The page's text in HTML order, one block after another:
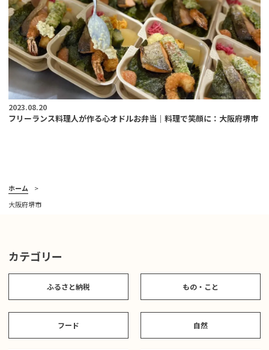
2023.08.20
フリーランス料理人が作る心オドルお弁当｜料理で笑顔に：大阪府堺市
ホーム
大阪府堺市
カテゴリー
ふるさと納税 もの・こと
フード 自然